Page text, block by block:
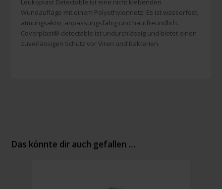
Leukoplast Detectable ist eine nicht klebenden
Wundauflage mit einem Polyethylennetz. Es ist wasserfest,
atmungsaktiv, anpassungsfähig und hautfreundlich.
Coverplast® detectable ist undurchlässig und bietet einen
zuverlässigen Schutz vor Viren und Bakterien.
Das könnte dir auch gefallen …